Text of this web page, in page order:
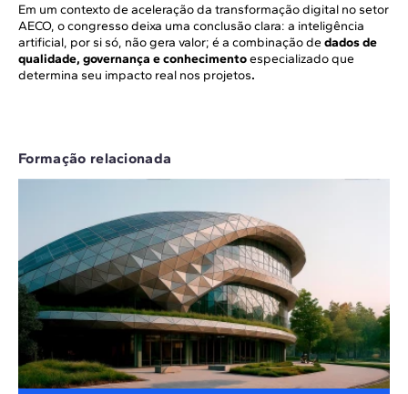
Em um contexto de aceleração da transformação digital no setor
AECO, o congresso deixa uma conclusão clara: a inteligência
artificial, por si só, não gera valor; é a combinação de dados de
qualidade, governança e conhecimentoespecializado que
determina seu impacto real nos projetos.
Formação relacionada